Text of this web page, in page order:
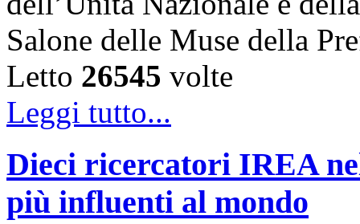
Salone delle Muse della
Letto 26545 volte
Leggi tutto...
Dieci ricercatori IREA
più influenti al mondo